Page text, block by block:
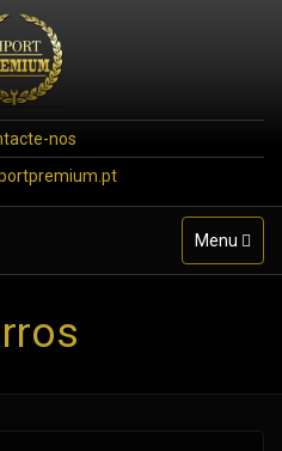
nos
Toggle
navigation
Menu